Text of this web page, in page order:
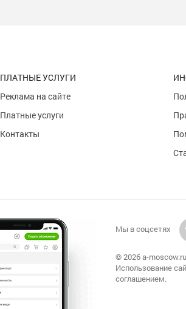
ПЛАТНЫЕ УСЛУГИ
Реклама на сайте
Платные услуги
Контакты
Мы в соцсетях
© 2026 a-
Использование
соглашением.